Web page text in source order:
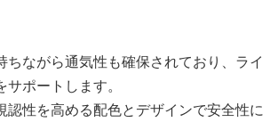
ちながら通気性も確保されており、ライ
ポートします。
認性を高める配色とデザインで安全性に